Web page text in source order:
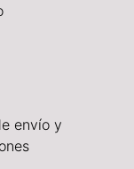
envío y